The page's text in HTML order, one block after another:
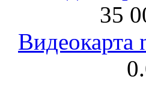
35
Видеокарта